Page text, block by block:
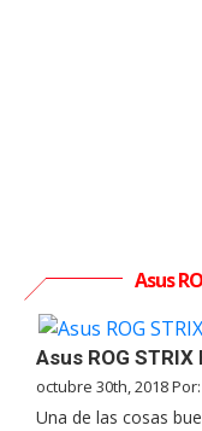
Asus
Asus ROG
octubre 30th, 2018 Por:
Una de las cosas